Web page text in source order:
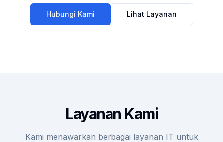
Hubungi Kami Lihat Layanan
Layanan Kami
Kami menawarkan berbagai layanan IT untuk